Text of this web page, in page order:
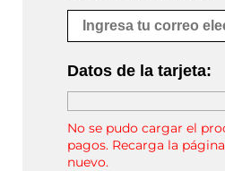
Datos de la tarjeta:
No se pudo cargar el
pagos. Recarga la
nuevo.